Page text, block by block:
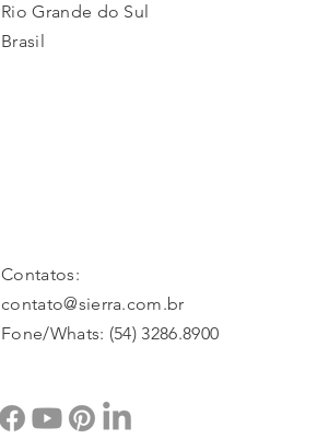
Rio Grande do Sul
Brasil
Contatos:
contato@sierra.com.br
Fone/Whats: (54) 3286.8900